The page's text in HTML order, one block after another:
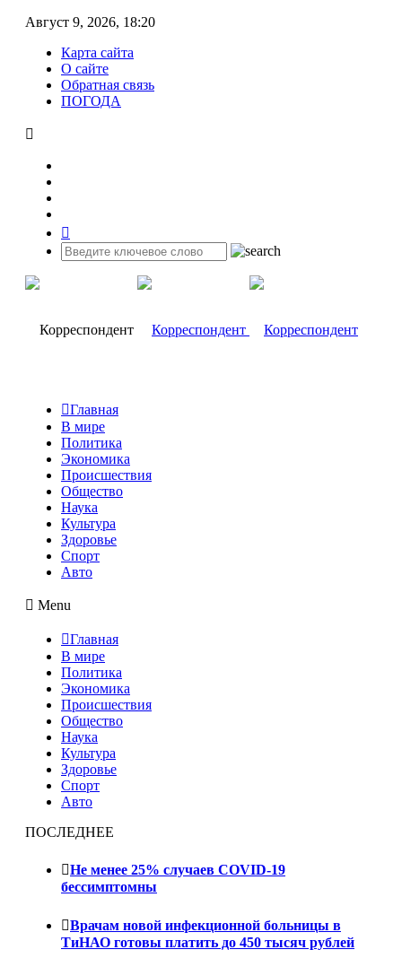
Август 9, 2026, 18:20
Карта сайта
О сайте
Обратная связь
ПОГОДА
Главная
В мире
Политика
Экономика
Происшествия
Общество
Наука
Культура
Здоровье
Спорт
Авто
Menu
Главная
В мире
Политика
Экономика
Происшествия
Общество
Наука
Культура
Здоровье
Спорт
Авто
ПОСЛЕДНЕЕ
Не менее 25% случаев COVID-19
бессимптомны
Врачам новой инфекционной больницы в
ТиНАО готовы платить до 450 тысяч рублей